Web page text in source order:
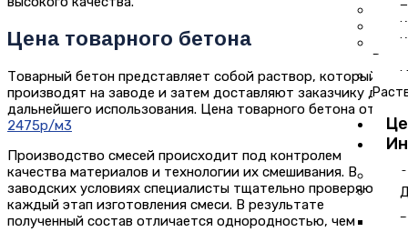
Цена товарного бетона
Товарный бетон представляет собой раствор, который
производят на заводе и затем доставляют заказчику для
дальнейшего использования. Цена товарного бетона от
2475р/м3
Производство смесей происходит под контролем
качества материалов и технологии их смешивания. В
заводских условиях специалисты тщательно проверяют
каждый этап изготовления смеси. В результате
полученный состав отличается однородностью, чем